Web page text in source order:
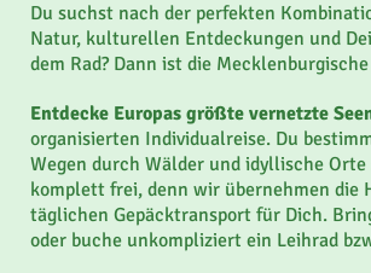
Gran Canaria zeigt sich auf dieser
Seite: Du wanderstabseits des Trubels
Berglandschaften, stille Wälder und
ikonischen Roque Nublo, entdeckst
fruchtbare Täler und erlebst die wilde
Buchten und kleinen Hafenorten.
charmanten Landhotels - eine Insel
naturverbunden und authentisch.
Du suchst nach der perfekten
Natur, kulturellen Entdeckungen und
dem Rad? Dann ist die
Entdecke Europas größte vernetzte
organisierten Individualreise. Du
Wegen durch Wälder und idyllische
komplett frei, denn wir übernehmen die
täglichen Gepäcktransport für Dich.
oder buche unkompliziert ein Leihrad